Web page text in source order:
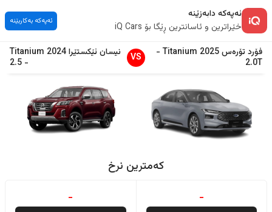
ئەپەکە دابەزێنە
خێراترین و ئاسانترین ڕێگا بۆ iQ Cars
ئەپەکە بەکاربێنە
فۆردتۆرەس2025
Titanium
-
2.0T
VS نیسان ئێکستێرا2024
Titanium
-
2.5
کەمترین نرخ
-
-